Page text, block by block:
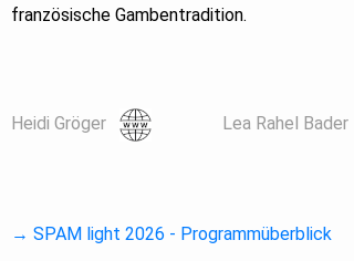
französische Gambentradition.
Heidi Gröger Lea Rahel Bader
→ SPAM light 2026 - Programmüberblick